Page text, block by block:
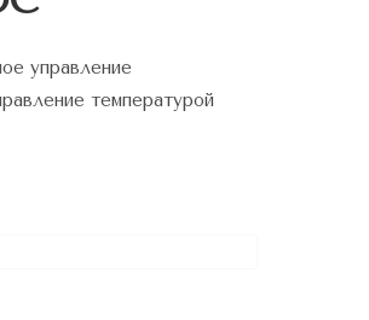
управление
температурой